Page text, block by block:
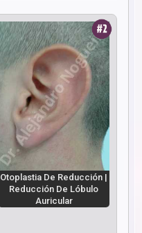
Otoplastia De Reducción |
Reducción De Lóbulo
Auricular